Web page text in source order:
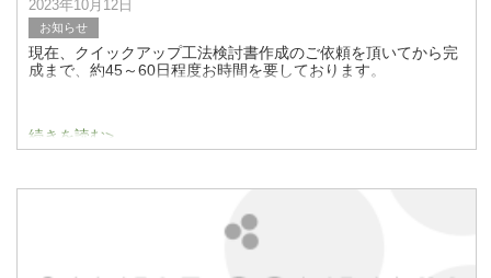
2023年10月12日
お知らせ
現在、クイックアップ工法検討書作成のご依頼を頂いてから完
成まで、約45～60日程度お時間を要しております。
続きを読む>